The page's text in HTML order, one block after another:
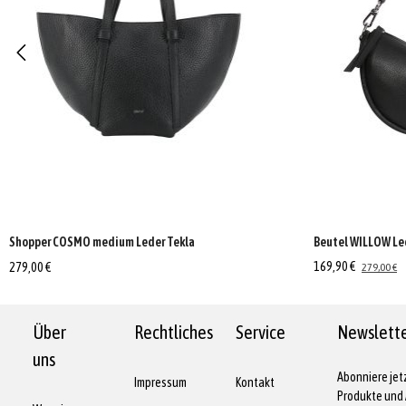
Shopper COSMO medium Leder Tekla
279,00 €
Beutel WILLOW
169,90 € 279,00 €
Über
uns
Rechtliches
Impressum
Service
Kontakt
Abonniere
Produkte